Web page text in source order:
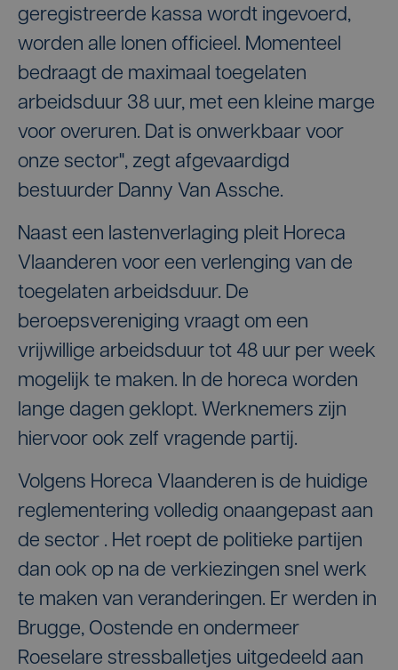
geregistreerde kassa wordt ingevoerd,
worden alle lonen officieel. Momenteel
bedraagt de maximaal toegelaten
arbeidsduur 38 uur, met een kleine marge
voor overuren. Dat is onwerkbaar voor
onze sector", zegt afgevaardigd
bestuurder Danny Van Assche.
Naast een lastenverlaging pleit Horeca
Vlaanderen voor een verlenging van de
toegelaten arbeidsduur. De
beroepsvereniging vraagt om een
vrijwillige arbeidsduur tot 48 uur per week
mogelijk te maken. In de horeca worden
lange dagen geklopt. Werknemers zijn
hiervoor ook zelf vragende partij.
Volgens Horeca Vlaanderen is de huidige
reglementering volledig onaangepast aan
de sector . Het roept de politieke partijen
dan ook op na de verkiezingen snel werk
te maken van veranderingen. Er werden in
Brugge, Oostende en ondermeer
Roeselare stressballetjes uitgedeeld aan